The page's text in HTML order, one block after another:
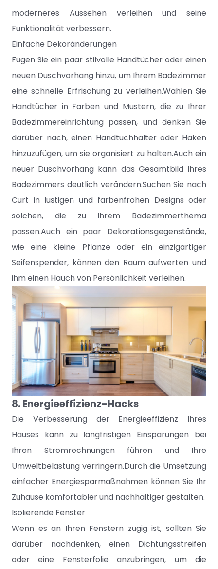
moderneres Aussehen verleihen und seine
Funktionalität verbessern.
Einfache Dekoränderungen
Fügen Sie ein paar stilvolle Handtücher oder einen
neuen Duschvorhang hinzu, um Ihrem Badezimmer
eine schnelle Erfrischung zu verleihen.Wählen Sie
Handtücher in Farben und Mustern, die zu Ihrer
Badezimmereinrichtung passen, und denken Sie
darüber nach, einen Handtuchhalter oder Haken
hinzuzufügen, um sie organisiert zu halten.Auch ein
neuer Duschvorhang kann das Gesamtbild Ihres
Badezimmers deutlich verändern.Suchen Sie nach
Curt in lustigen und farbenfrohen Designs oder
solchen, die zu Ihrem Badezimmerthema
passen.Auch ein paar Dekorationsgegenstände,
wie eine kleine Pflanze oder ein einzigartiger
Seifenspender, können den Raum aufwerten und
ihm einen Hauch von Persönlichkeit verleihen.
8. Energieeffizienz-Hacks
Die Verbesserung der Energieeffizienz Ihres
Hauses kann zu langfristigen Einsparungen bei
Ihren Stromrechnungen führen und Ihre
Umweltbelastung verringern.Durch die Umsetzung
einfacher Energiesparmaßnahmen können Sie Ihr
Zuhause komfortabler und nachhaltiger gestalten.
Isolierende Fenster
Wenn es an Ihren Fenstern zugig ist, sollten Sie
darüber nachdenken, einen Dichtungsstreifen
oder eine Fensterfolie anzubringen, um die